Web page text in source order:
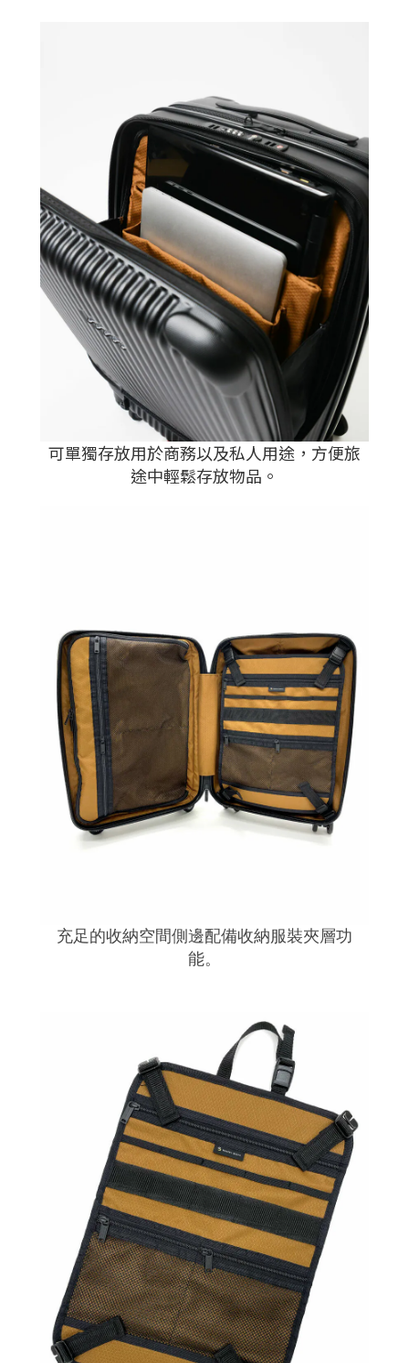
可單獨存放用於商務以及私人用途，方便旅
途中輕鬆存放物品。
充足的收納空間側邊配備收納服裝夾層功
能。